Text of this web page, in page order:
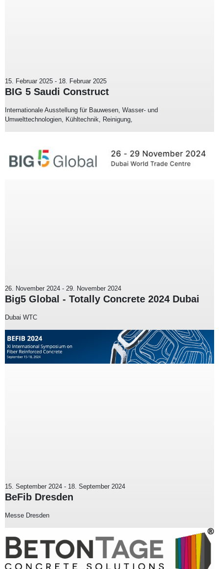
15. Februar 2025 - 18. Februar 2025
BIG 5 Saudi Construct
Internationale Ausstellung für Bauwesen, Wasser- und
Umwelttechnologien, Kühltechnik, Reinigung,
26. November 2024 - 29. November 2024
Big5 Global - Totally Concrete 2024 Dubai
Dubai WTC
15. September 2024 - 18. September 2024
BeFib Dresden
Messe Dresden